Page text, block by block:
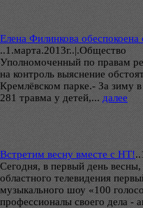
Елена Филинкова
..1.марта.2013г..|.Общество
Уполномоченный по правам
на контроль выяснение
Кремлёвском парке.- За зиму
281 травма у детей,... далее
Встретим весну вместе с НТ!..
Сегодня, в первый день
областного телевидения
музыкального шоу «100
профессионалы своего дела -